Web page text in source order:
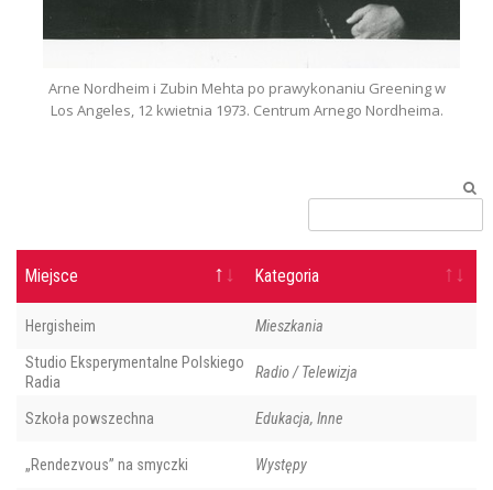
Arne Nordheim i Zubin Mehta po prawykonaniu Greening w
Los Angeles, 12 kwietnia 1973. Centrum Arnego Nordheima.
Miejsce Kategoria
Hergisheim Mieszkania
Studio Eksperymentalne Polskiego
Radia
Radio / Telewizja
Szkoła powszechna Edukacja, Inne
„Rendezvous” na smyczki Występy